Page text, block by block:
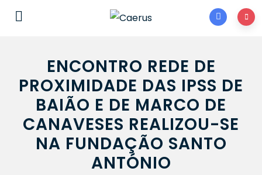
ENCONTRO REDE DE
PROXIMIDADE DAS IPSS DE
BAIÃO E DE MARCO DE
CANAVESES REALIZOU-SE
NA FUNDAÇÃO SANTO
ANTÓNIO